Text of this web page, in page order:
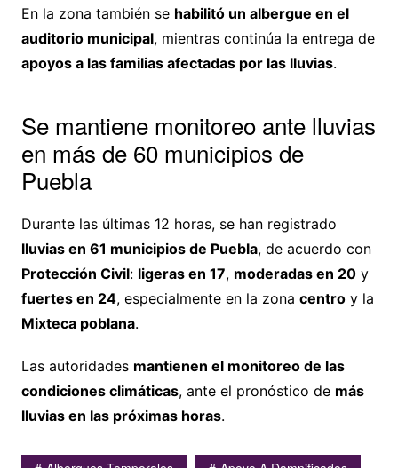
En la zona también se habilitó un albergue en el
auditorio municipal, mientras continúa la entrega de
apoyos a las familias afectadas por las lluvias.
Se mantiene monitoreo ante lluvias
en más de 60 municipios de
Puebla
Durante las últimas 12 horas, se han registrado
lluvias en 61 municipios de Puebla, de acuerdo con
Protección Civil: ligeras en 17, moderadas en 20y
fuertes en 24, especialmente en la zona centroy la
Mixteca poblana.
Las autoridades mantienen el monitoreo de las
condiciones climáticas, ante el pronóstico de más
lluvias en las próximas horas.